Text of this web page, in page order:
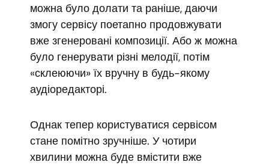
можна було долати та раніше, даючи
змогу сервісу поетапно продовжувати
вже згенеровані композиції. Або ж можна
було генерувати різні мелодії, потім
«склеюючи» їх вручну в будь-якому
аудіоредакторі.
Однак тепер користуватися сервісом
стане помітно зручніше. У чотири
хвилини можна буде вмістити вже